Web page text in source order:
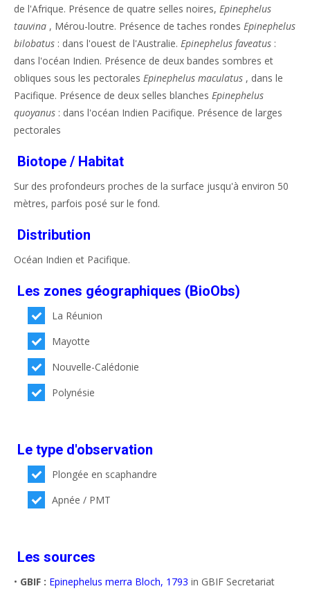
de l'Afrique. Présence de quatre selles noires, Epinephelus
tauvina , Mérou-loutre. Présence de taches rondes Epinephelus
bilobatus : dans l'ouest de l'Australie. Epinephelus faveatus :
dans l'océan Indien. Présence de deux bandes sombres et
obliques sous les pectorales Epinephelus maculatus , dans le
Pacifique. Présence de deux selles blanches Epinephelus
quoyanus : dans l'océan Indien Pacifique. Présence de larges
pectorales
Biotope / Habitat
Sur des profondeurs proches de la surface jusqu'à environ 50
mètres, parfois posé sur le fond.
Distribution
Océan Indien et Pacifique.
Les zones géographiques (BioObs)
La Réunion
Mayotte
Nouvelle-Calédonie
Polynésie
Le type d'observation
Plongée en scaphandre
Apnée / PMT
Les sources
• GBIF : Epinephelus merra Bloch, 1793 in GBIF Secretariat